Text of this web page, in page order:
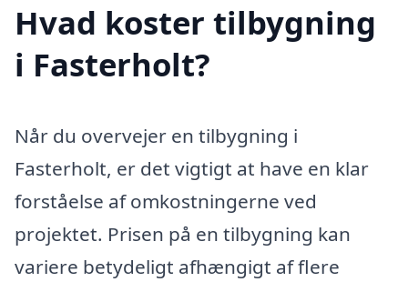
Hvad koster tilbygning
i Fasterholt?
Når du overvejer en tilbygning i
Fasterholt, er det vigtigt at have en klar
forståelse af omkostningerne ved
projektet. Prisen på en tilbygning kan
variere betydeligt afhængigt af flere